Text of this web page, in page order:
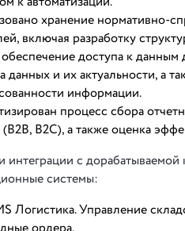
хранение нормативно-
включая разработку
доступа к
данных и их актуальности, а
информации.
процесс сбора
B2C), а также оценка
интеграции с
системы:
Логистика. Управление